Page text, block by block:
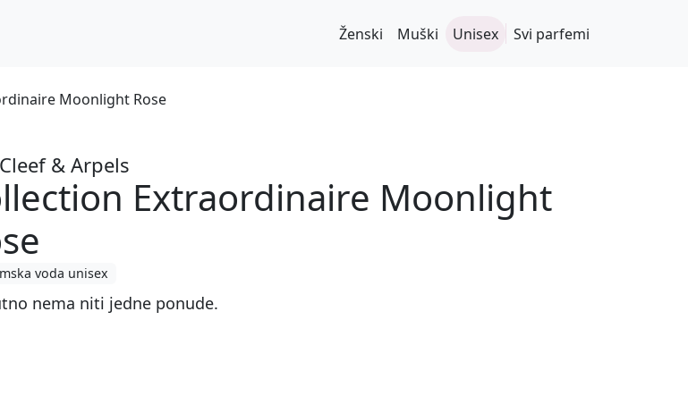
Ženski Muški Unisex Svi parfemi
Moonlight Rose
& Arpels
Extraordinaire Moonlight
voda unisex
nema niti jedne ponude.